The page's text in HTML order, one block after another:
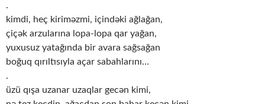
.
kimdi, heç kiriməzmi, içindəki ağlağan,
çiçək arzularına lopa-lopa qar yağan,
yuxusuz yatağında bir avara sağsağan
boğuq qırıltısıyla açar sabahlarını…
.
üzü qışa uzanar uzaqlar gecən kimi,